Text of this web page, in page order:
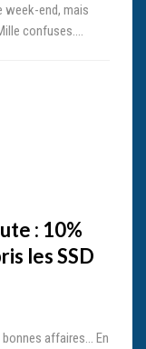
week-end, mais
confuses.…
: 10%
les SSD
affaires... En